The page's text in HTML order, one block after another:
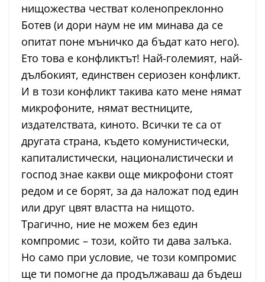
нищожества честват коленопреклонно
Ботев (и дори наум не им минава да се
опитат поне мъничко да бъдат като него).
Ето това е конфликтът! Най-големият, най-
дълбокият, единствен сериозен конфликт.
И в този конфликт такива като мене нямат
микрофоните, нямат вестниците,
издателствата, киното. Всички те са от
другата страна, където комунистически,
капиталистически, националистически и
господ знае какви още микрофони стоят
редом и се борят, за да наложат под един
или друг цвят властта на нищото.
Трагично, ние не можем без един
компромис – този, който ти дава залъка.
Но само при условие, че този компромис
ще ти помогне да продължаваш да бъдеш